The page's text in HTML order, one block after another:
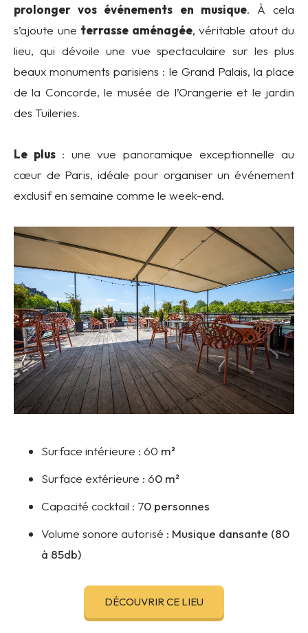
prolonger vos événements en musique. À cela
s’ajoute une terrasse aménagée, véritable atout du
lieu, qui dévoile une vue spectaculaire sur les plus
beaux monuments parisiens : le Grand Palais, la place
de la Concorde, le musée de l’Orangerie et le jardin
des Tuileries.
Le plus : une vue panoramique exceptionnelle au
cœur de Paris, idéale pour organiser un événement
exclusif en semaine comme le week-end.
Surface intérieure : 60 m²
Surface extérieure : 60 m²
Capacité cocktail : 70 personnes
Volume sonore autorisé : Musique dansante (80
à 85db)
DÉCOUVRIR CE LIEU